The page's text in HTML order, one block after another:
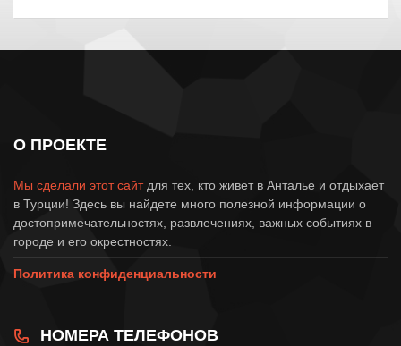
О ПРОЕКТЕ
Мы сделали этот сайтдля тех, кто живет в Анталье и отдыхает
в Турции! Здесь вы найдете много полезной информации о
достопримечательностях, развлечениях, важных событиях в
городе и его окрестностях.
Политика конфиденциальности
НОМЕРА ТЕЛЕФОНОВ